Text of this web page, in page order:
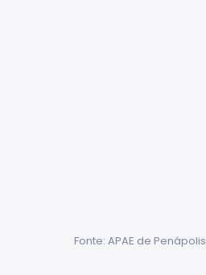
Fonte: APAE de Penápolis